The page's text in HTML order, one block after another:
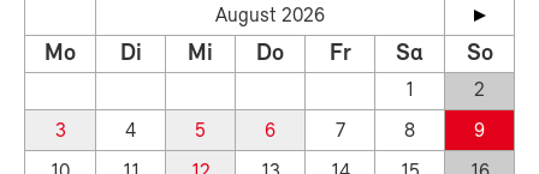
August 2026
Mo Di Mi Do Fr Sa So
1
2
3
4 5 6 7 8
9